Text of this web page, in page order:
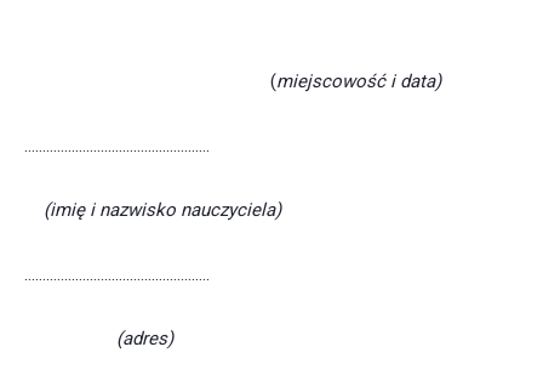
(miejscowość i data)
……………………………………………
(imię i nazwisko nauczyciela)
……………………………………………
(adres)